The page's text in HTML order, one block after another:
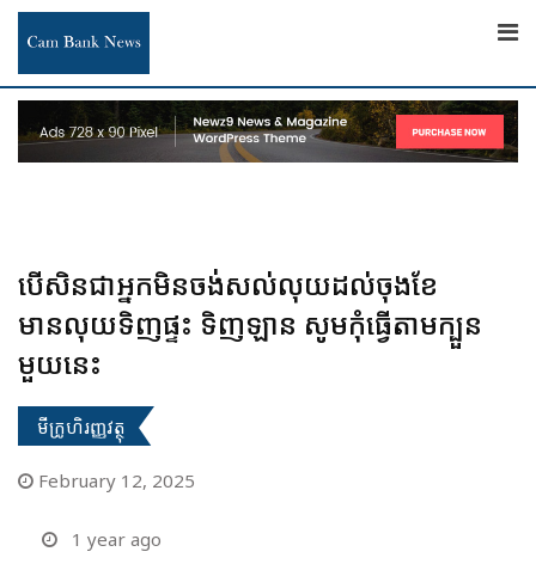
Skip
content
បើសិនជាអ្នកមិនចង់សល់លុយដល់ចុងខែ
មានលុយទិញផ្ទះ ទិញឡាន សូមកុំធ្វើតាមក្បួន
មួយនេះ
មីក្រូហិរញ្ញវត្ថុ
February 12, 2025
1 year ago